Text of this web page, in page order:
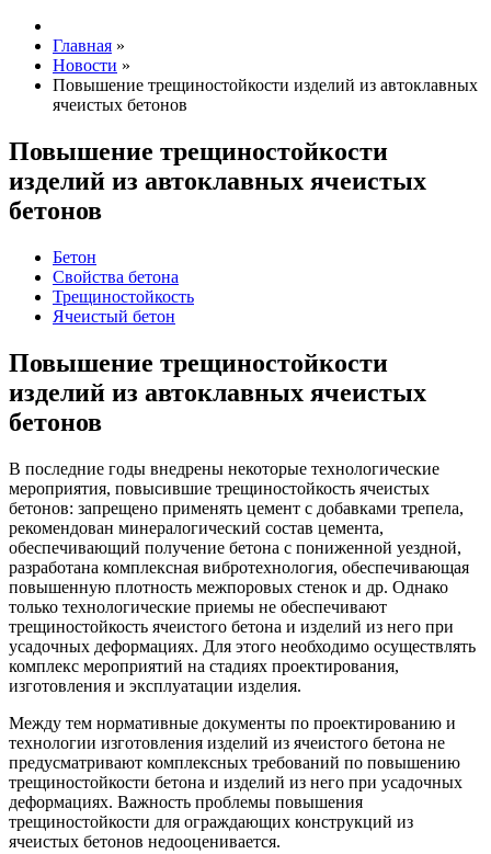
Главная »
Новости »
Повышение трещиностойкости изделий из автоклавных
ячеистых бетонов
Повышение трещиностойкости
изделий из автоклавных ячеистых
бетонов
Бетон
Свойства бетона
Трещиностойкость
Ячеистый бетон
Повышение трещиностойкости
изделий из автоклавных ячеистых
бетонов
В последние годы внедрены некоторые технологические
мероприятия, повысившие трещиностойкость ячеистых
бетонов: запрещено применять цемент с добавками трепела,
рекомендован минералогический состав цемента,
обеспечивающий получение бетона с пониженной уездной,
разработана комплексная вибротехнология, обеспечивающая
повышенную плотность межпоровых стенок и др. Однако
только технологические приемы не обеспечивают
трещиностойкость ячеистого бетона и изделий из него при
усадочных деформациях. Для этого необходимо осуществлять
комплекс мероприятий на стадиях проектирования,
изготовления и эксплуатации изделия.
Между тем нормативные документы по проектированию и
технологии изготовления изделий из ячеистого бетона не
предусматривают комплексных требований по повышению
трещиностойкости бетона и изделий из него при усадочных
деформациях. Важность проблемы повышения
трещиностойкости для ограждающих конструкций из
ячеистых бетонов недооценивается.